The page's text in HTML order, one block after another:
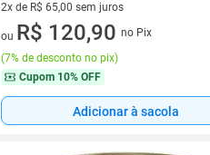
2x de R$ 65,00 sem juros
2 vez de R$ 65,00 sem juros
ou R$ 120,90 no Pix
(7% de desconto no pix)
Cupom 10% OFF
Adicionar à sacola